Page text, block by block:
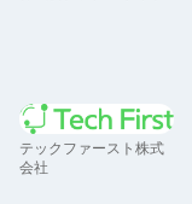
テックファースト株式
会社